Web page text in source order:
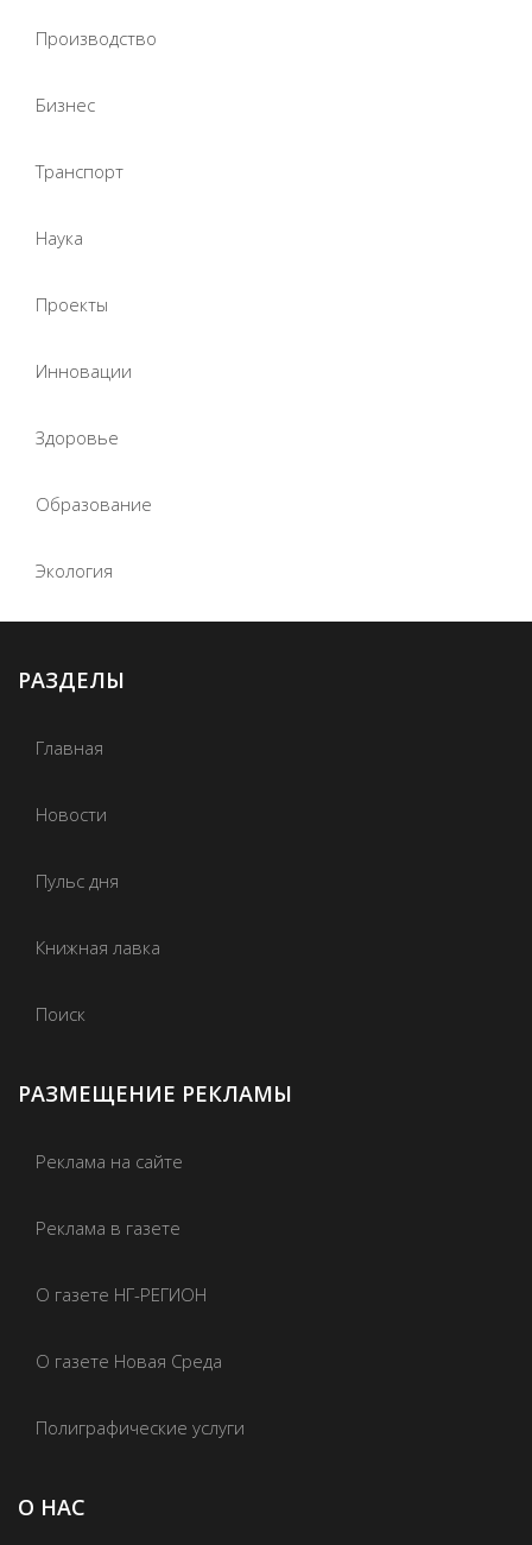
Производство
Бизнес
Транспорт
Наука
Проекты
Инновации
Здоровье
Образование
Экология
РАЗДЕЛЫ
Главная
Новости
Пульс дня
Книжная лавка
Поиск
РАЗМЕЩЕНИЕ РЕКЛАМЫ
Реклама на сайте
Реклама в газете
О газете НГ-РЕГИОН
О газете Новая Среда
Полиграфические услуги
О НАС